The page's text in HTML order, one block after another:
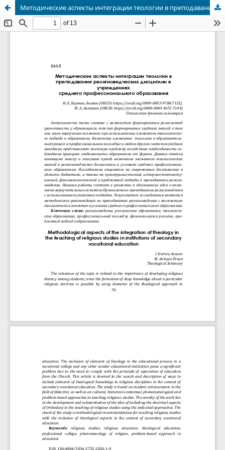
Методические аспекты интеграции теологии в преподавание религиоведческих дисциплин в учреждениях среднего профессионального образования